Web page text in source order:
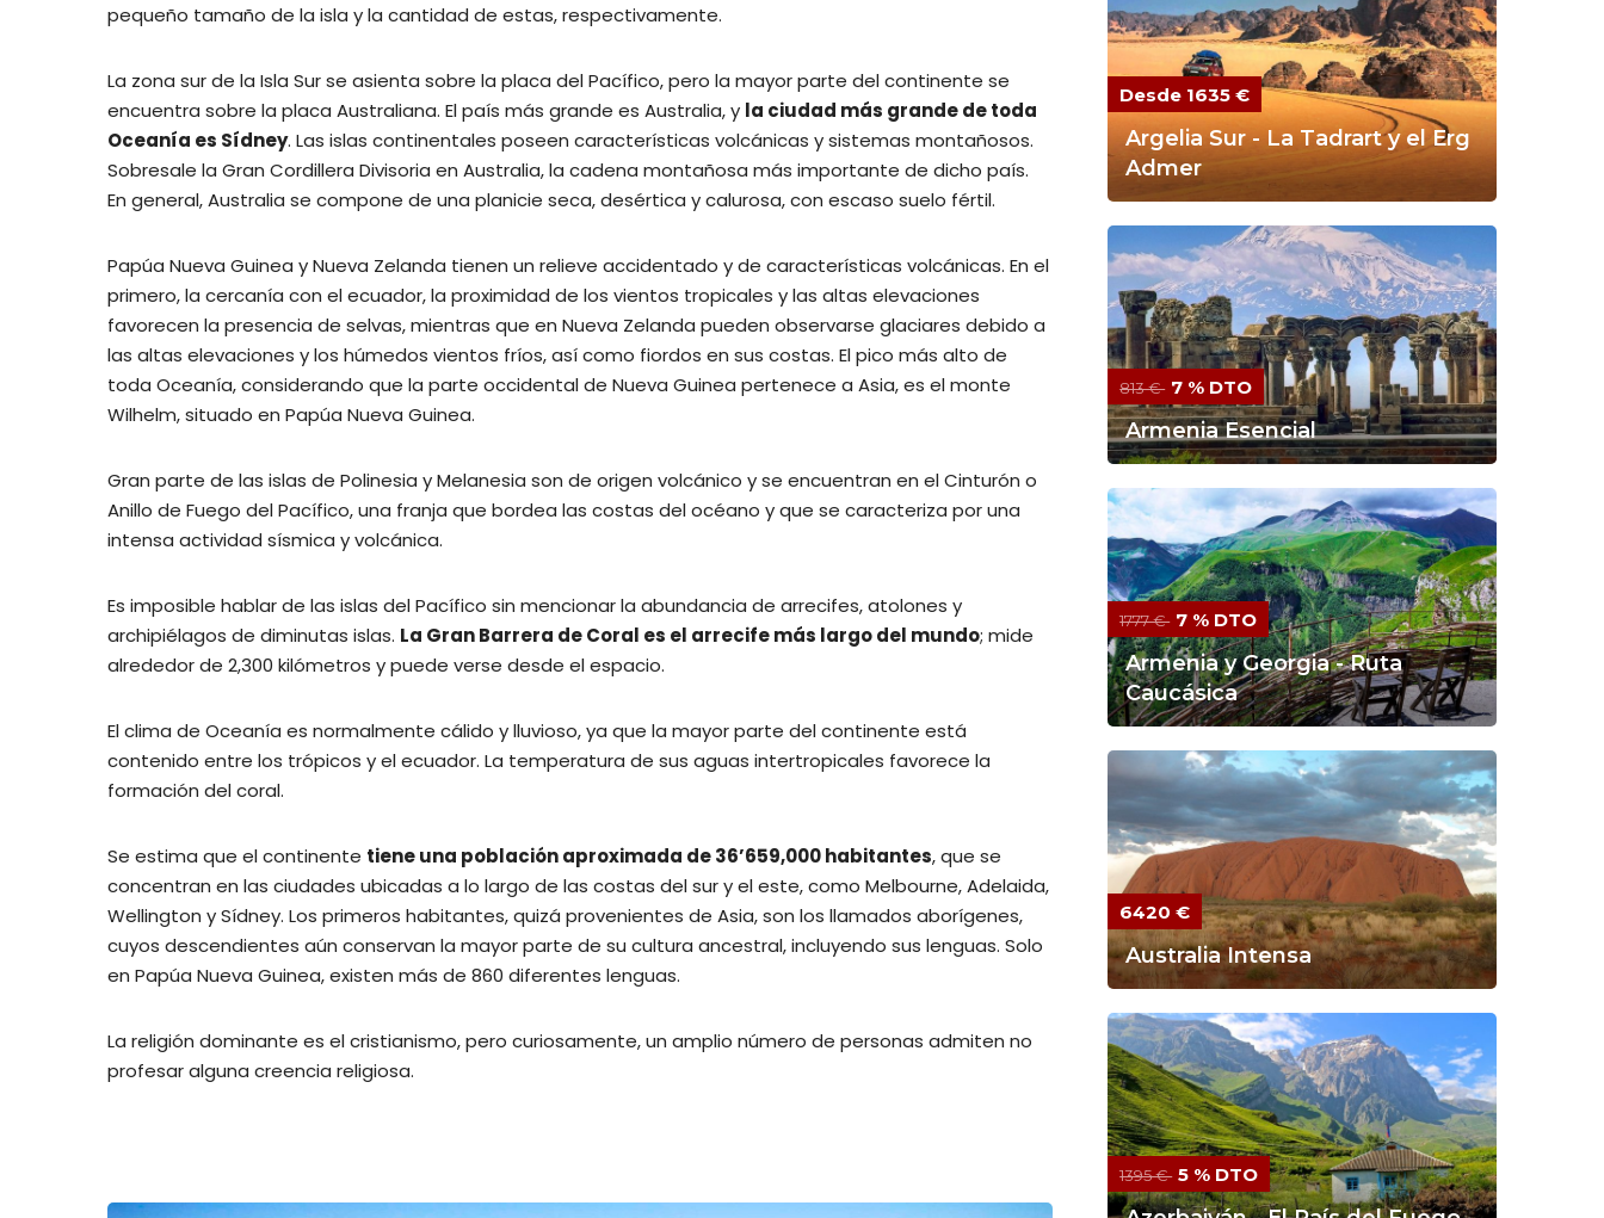
pequeño tamaño de la isla y la cantidad de estas, respectivamente.
La zona sur de la Isla Sur se asienta sobre la placa del Pacífico, pero la mayor parte del continente se
encuentra sobre la placa Australiana. El país más grande es Australia, y la ciudad más grande de toda
Oceanía es Sídney. Las islas continentales poseen características volcánicas y sistemas montañosos.
Sobresale la Gran Cordillera Divisoria en Australia, la cadena montañosa más importante de dicho país.
En general, Australia se compone de una planicie seca, desértica y calurosa, con escaso suelo fértil.
Papúa Nueva Guinea y Nueva Zelanda tienen un relieve accidentado y de características volcánicas. En el
primero, la cercanía con el ecuador, la proximidad de los vientos tropicales y las altas elevaciones
favorecen la presencia de selvas, mientras que en Nueva Zelanda pueden observarse glaciares debido a
las altas elevaciones y los húmedos vientos fríos, así como fiordos en sus costas. El pico más alto de
toda Oceanía, considerando que la parte occidental de Nueva Guinea pertenece a Asia, es el monte
Wilhelm, situado en Papúa Nueva Guinea.
Gran parte de las islas de Polinesia y Melanesia son de origen volcánico y se encuentran en el Cinturón o
Anillo de Fuego del Pacífico, una franja que bordea las costas del océano y que se caracteriza por una
intensa actividad sísmica y volcánica.
Es imposible hablar de las islas del Pacífico sin mencionar la abundancia de arrecifes, atolones y
archipiélagos de diminutas islas. La Gran Barrera de Coral es el arrecife más largo del mundo; mide
alrededor de 2,300 kilómetros y puede verse desde el espacio.
El clima de Oceanía es normalmente cálido y lluvioso, ya que la mayor parte del continente está
contenido entre los trópicos y el ecuador. La temperatura de sus aguas intertropicales favorece la
formación del coral.
Se estima que el continente tiene una población aproximada de 36’659,000 habitantes, que se
concentran en las ciudades ubicadas a lo largo de las costas del sur y el este, como Melbourne, Adelaida,
Wellington y Sídney. Los primeros habitantes, quizá provenientes de Asia, son los llamados aborígenes,
cuyos descendientes aún conservan la mayor parte de su cultura ancestral, incluyendo sus lenguas. Solo
en Papúa Nueva Guinea, existen más de 860 diferentes lenguas.
La religión dominante es el cristianismo, pero curiosamente, un amplio número de personas admiten no
profesar alguna creencia religiosa.
Desde 1635 €
Argelia Sur - La Tadrart y el Erg
Admer
813 € 7 % DTO
Armenia Esencial
1777 € 7 % DTO
Armenia y Georgia - Ruta
Caucásica
6420 €
Australia Intensa
1395 € 5 % DTO